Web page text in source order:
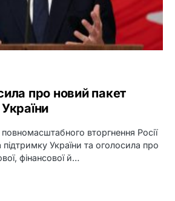
про новий пакет
вторгнення Росії
України та оголосила про
фінансової й…